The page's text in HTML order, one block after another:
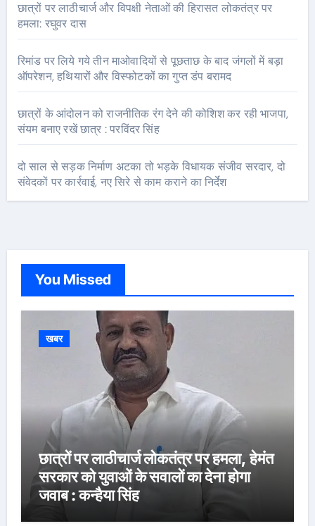
छात्रों पर लाठीचार्ज और विपक्षी नेताओं की हिरासत लोकतंत्र पर
हमला: रघुवर दास
रिमांड पर लिये गये तीन माओवादियों से पूछताछ के बाद जंगलों में बड़ा
ऑपरेशन, हथियारों और विस्फोटकों का गुप्त डंप बरामद
छात्रों के आंदोलन को राजनीतिक रंग देने की कोशिश कर रही भाजपा,
संयम बनाए रखें छात्र : परविंदर सिंह
दो साल से सड़क निर्माण अटका तो भड़के विधायक संजीव सरदार, दो
संवेदकों पर कार्रवाई, नए सिरे से काम कराने का निर्देश
You Missed
खबर
छात्रों पर लाठीचार्ज लोकतंत्र पर हमला, हेमंत
सरकार को युवाओं के सवालों का देना होगा
जवाब : कन्हैया सिंह